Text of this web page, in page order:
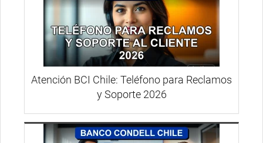
Atención BCI Chile: Teléfono para Reclamos
y Soporte 2026